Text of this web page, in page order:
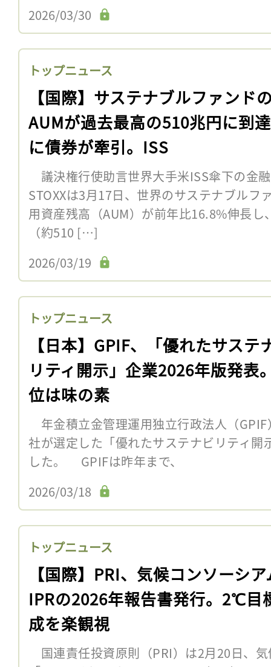
2026/03/30
トップニュース
【国際】サステナブルファンド
AUMが過去最高の510兆円に到
に債券が牽引。ISS
議決権行使助言世界大手米ISS傘下の金
STOXXは3月17日、世界のサステナブルフ
用資産残高（AUM）が前年比16.8%伸長
（約510 […]
2026/03/19
トップニュース
【日本】GPIF、「優れたサステ
リティ開示」企業2026年版発表
位は味の素
年金積立金管理運用独立行政法人（
社が選定した「優れたサステナビリティ開
した。 GPIFは昨年まで、
2026/03/18
トップニュース
【国際】PRI、気候コンソーシア
IPRの2026年報告書発行。2℃目
成を楽観視
国連責任投資原則（PRI）は2月20日、